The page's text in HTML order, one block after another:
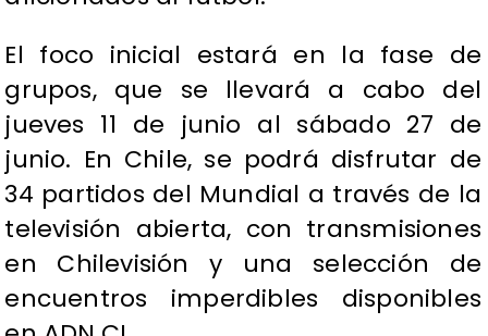
El foco inicial estará en la fase de
grupos, que se llevará a cabo del
jueves 11 de junio al sábado 27 de
junio. En Chile, se podrá disfrutar de
34 partidos del Mundial a través de la
televisión abierta, con transmisiones
en Chilevisión y una selección de
encuentros imperdibles disponibles